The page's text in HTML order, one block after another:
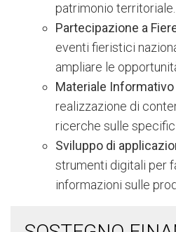
patrimonio territoriale.
Partecipazione a
eventi fieristici
ampliare le
Materiale
realizzazione di
ricerche sulle
Sviluppo di
strumenti digitali per
informazioni sulle